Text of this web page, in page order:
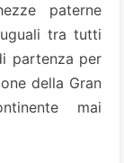
paterne
tra tutti
partenza per
della Gran
mai